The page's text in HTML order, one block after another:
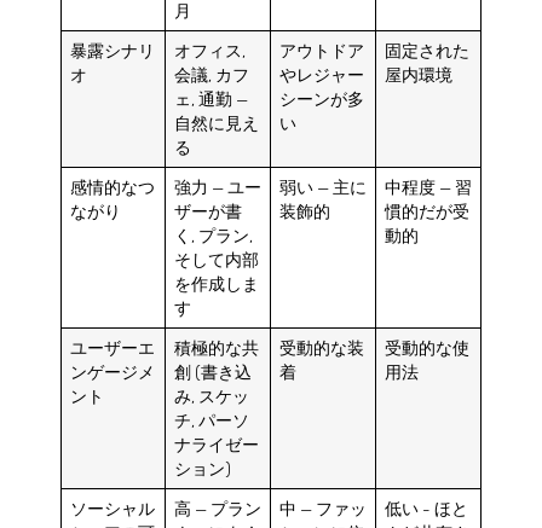
月
暴露シナリ
オ
オフィス,
会議, カフ
ェ, 通勤 —
自然に見え
る
アウトドア
やレジャー
シーンが多
い
固定された
屋内環境
感情的なつ
ながり
強力 — ユー
ザーが書
く, プラン,
そして内部
を作成しま
す
弱い — 主に
装飾的
中程度 — 習
慣的だが受
動的
ユーザーエ
ンゲージメ
ント
積極的な共
創 (書き込
み, スケッ
チ, パーソ
ナライゼー
ション)
受動的な装
着
受動的な使
用法
ソーシャル
高 — プラン
中 — ファッ
低い - ほと